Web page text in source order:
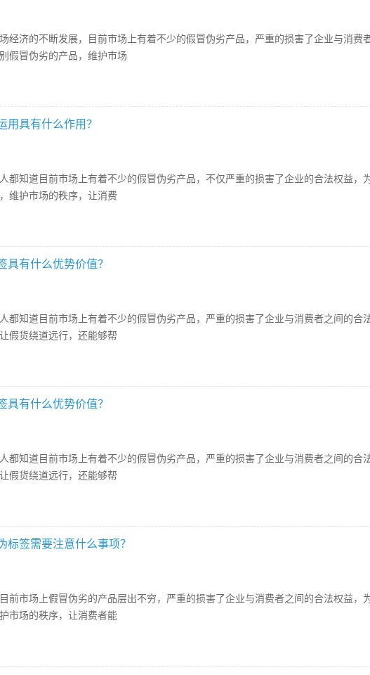
济的不断发展，目前市场上有着不少的假冒伪劣产品，严重的损害了企业与消费
假冒伪劣的产品，维护市场
用具有什么作用？
知道目前市场上有着不少的假冒伪劣产品，不仅严重的损害了企业的合法权益，
维护市场的秩序，让消费
具有什么优势价值？
知道目前市场上有着不少的假冒伪劣产品，严重的损害了企业与消费者之间的合
假货绕道远行，还能够帮
具有什么优势价值？
知道目前市场上有着不少的假冒伪劣产品，严重的损害了企业与消费者之间的合
假货绕道远行，还能够帮
标签需要注意什么事项？
市场上假冒伪劣的产品层出不穷，严重的损害了企业与消费者之间的合法权益，
市场的秩序，让消费者能